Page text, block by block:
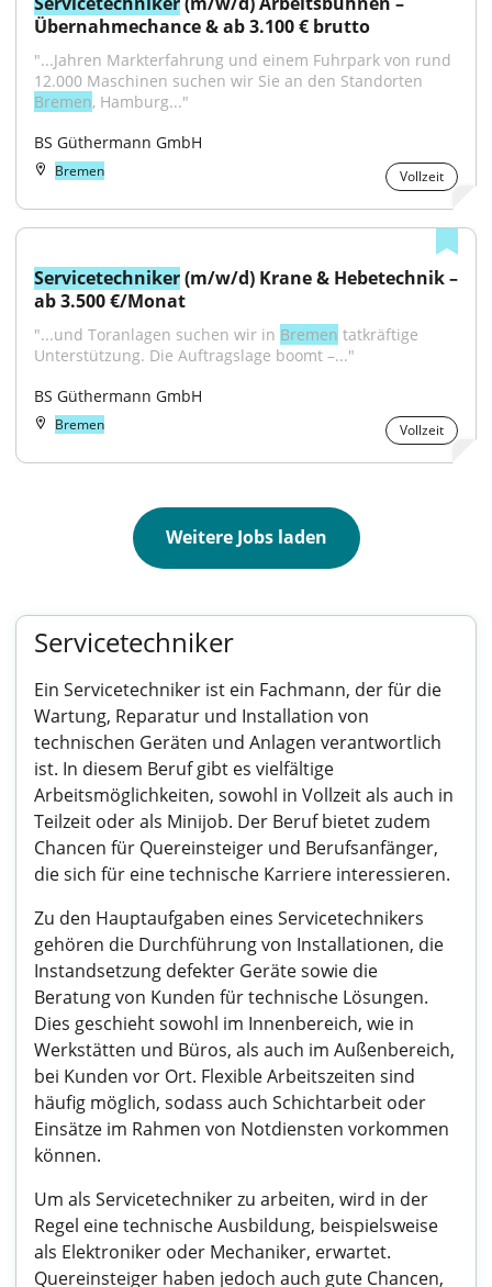
Übernahmechance & ab 3.100 € brutto
"...Jahren Markterfahrung und einem Fuhrpark von rund
Bremen, Hamburg..."
BS Güthermann GmbH
Bremen Vollzeit
Servicetechniker (m/w/d) Krane & Hebetechnik –
ab 3.500 €/Monat
"...und Toranlagen suchen wir in Bremen tatkräftige
Unterstützung. Die Auftragslage boomt –..."
BS Güthermann GmbH
Bremen Vollzeit
Weitere Jobs laden
Servicetechniker
Ein Servicetechniker ist ein Fachmann, der für die
Wartung, Reparatur und Installation von
technischen Geräten und Anlagen verantwortlich
ist. In diesem Beruf gibt es vielfältige
Arbeitsmöglichkeiten, sowohl in Vollzeit als auch in
Teilzeit oder als Minijob. Der Beruf bietet zudem
Chancen für Quereinsteiger und Berufsanfänger,
die sich für eine technische Karriere interessieren.
Zu den Hauptaufgaben eines Servicetechnikers
gehören die Durchführung von Installationen, die
Instandsetzung defekter Geräte sowie die
Beratung von Kunden für technische Lösungen.
Dies geschieht sowohl im Innenbereich, wie in
Werkstätten und Büros, als auch im Außenbereich,
bei Kunden vor Ort. Flexible Arbeitszeiten sind
häufig möglich, sodass auch Schichtarbeit oder
Einsätze im Rahmen von Notdiensten vorkommen
können.
Um als Servicetechniker zu arbeiten, wird in der
Regel eine technische Ausbildung, beispielsweise
als Elektroniker oder Mechaniker, erwartet.
Quereinsteiger haben jedoch auch gute Chancen,